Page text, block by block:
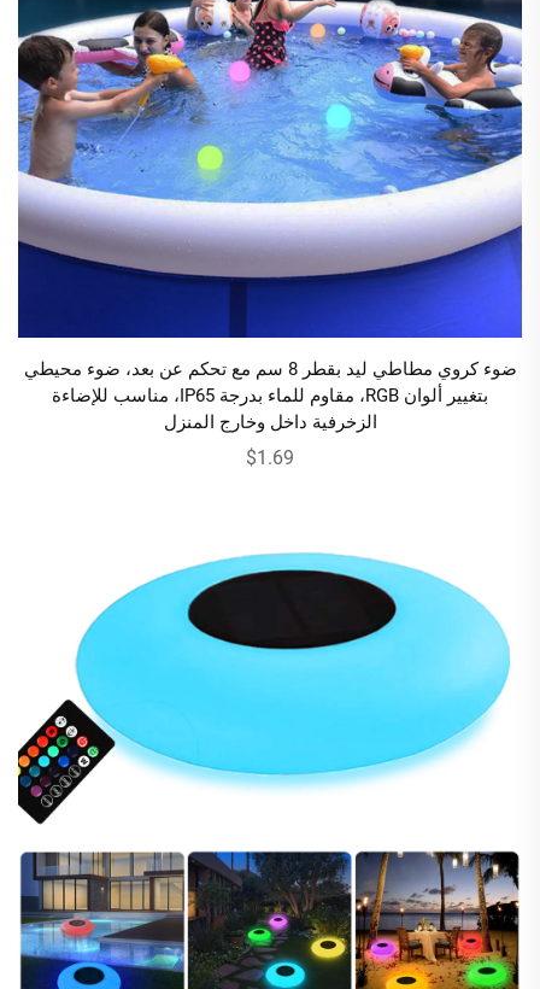
ضوء كروي مطاطي ليد بقطر 8 سم مع تحكم عن بعد، ضوء محيطي
بتغيير ألوان RGB، مقاوم للماء بدرجة IP65، مناسب للإضاءة
الزخرفية داخل وخارج المنزل
$1.69